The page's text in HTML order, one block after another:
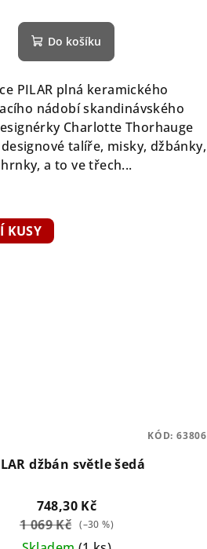
Do košíku
PILAR plná keramického
nádobí skandinávského
Charlotte Thorhauge
talíře, misky, džbánky,
hrnky, a to ve třech...
KUSY
džbán světle šedá
748,30 Kč
1 069 Kč (–30 %)
KÓD: 63806